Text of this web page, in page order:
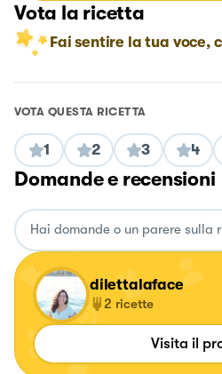
Vota la ricetta
Fai sentire la tua voce,
VOTA QUESTA RICETTA
1 2 3 4
Domande e recensioni
dilettalaface
2 ricette
Visita il